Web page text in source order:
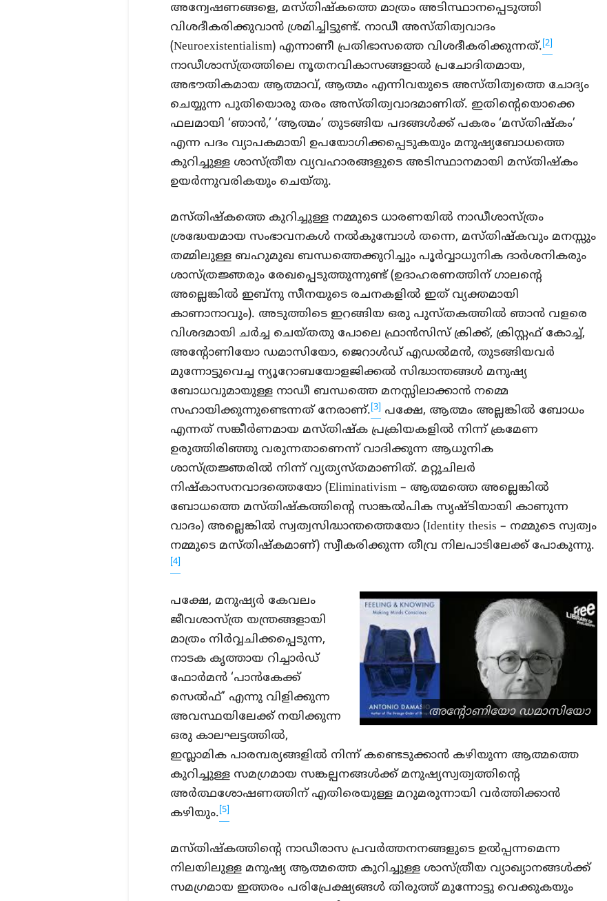
അന്വേഷണങ്ങളെ, മസ്തിഷ്കത്തെ മാത്രം അടിസ്ഥാനപ്പെടുത്തി
വിശദീകരിക്കുവാൻ ശ്രമിച്ചിട്ടുണ്ട്. നാഡീ അസ്തിത്വവാദം
(Neuroexistentialism) എന്നാണീ പ്രതിഭാസത്തെ വിശദീകരിക്കുന്നത്. [2]
നാഡീശാസ്ത്രത്തിലെ നൂതനവികാസങ്ങളാൽ പ്രചോദിതമായ,
അഭൗതികമായ ആത്മാവ്, ആത്മം എന്നിവയുടെ അസ്തിത്വത്തെ ചോദ്യം
ചെയ്യുന്ന പുതിയൊരു തരം അസ്തിത്വവാദമാണിത്. ഇതിന്റെയൊക്കെ
ഫലമായി ‘ഞാൻ,’ ‘ആത്മം’ തുടങ്ങിയ പദങ്ങൾക്ക് പകരം ‘മസ്തിഷ്കം’
എന്ന പദം വ്യാപകമായി ഉപയോഗിക്കപ്പെടുകയും മനുഷ്യബോധത്തെ
കുറിച്ചുള്ള ശാസ്ത്രീയ വ്യവഹാരങ്ങളുടെ അടിസ്ഥാനമായി മസ്തിഷ്കം
ഉയർന്നുവരികയും ചെയ്തു.
മസ്തിഷ്കത്തെ കുറിച്ചുള്ള നമ്മുടെ ധാരണയിൽ നാഡീശാസ്ത്രം
ശ്രദ്ധേയമായ സംഭാവനകൾ നൽകുമ്പോൾ തന്നെ, മസ്തിഷ്കവും മനസ്സും
തമ്മിലുള്ള ബഹുമുഖ ബന്ധത്തെക്കുറിച്ചും പൂർവ്വാധുനിക ദാർശനികരും
ശാസ്ത്രജ്ഞരും രേഖപ്പെടുത്തുന്നുണ്ട് (ഉദാഹരണത്തിന് ഗാലന്റെ
അല്ലെങ്കിൽ ഇബ്നു സീനയുടെ രചനകളിൽ ഇത് വ്യക്തമായി
കാണാനാവും). അടുത്തിടെ ഇറങ്ങിയ ഒരു പുസ്തകത്തിൽ ഞാൻ വളരെ
വിശദമായി ചർച്ച ചെയ്തതു പോലെ ഫ്രാൻസിസ് ക്രിക്ക്, ക്രിസ്റ്റഫ് കോച്ച്,
അന്റോണിയോ ഡമാസിയോ, ജെറാൾഡ് എഡൽമൻ, തുടങ്ങിയവർ
മുന്നോട്ടുവെച്ച ന്യൂറോബയോളജിക്കൽ സിദ്ധാന്തങ്ങൾ മനുഷ്യ
ബോധവുമായുള്ള നാഡീ ബന്ധത്തെ മനസ്സിലാക്കാൻ നമ്മെ
സഹായിക്കുന്നുണ്ടെന്നത് നേരാണ്. [3]
പക്ഷേ, ആത്മം അല്ലങ്കിൽ ബോധം
എന്നത് സങ്കീർണമായ മസ്തിഷ്ക പ്രക്രിയകളിൽ നിന്ന് ക്രമേണ
ഉരുത്തിരിഞ്ഞു വരുന്നതാണെന്ന് വാദിക്കുന്ന ആധുനിക
ശാസ്ത്രജ്ഞരിൽ നിന്ന് വ്യത്യസ്തമാണിത്. മറ്റുചിലർ
നിഷ്കാസനവാദത്തെയോ (Eliminativism – ആത്മത്തെ അല്ലെങ്കിൽ
ബോധത്തെ മസ്തിഷ്കത്തിന്റെ സാങ്കൽപിക സൃഷ്ടിയായി കാണുന്ന
വാദം) അല്ലെങ്കിൽ സ്വത്വസിദ്ധാന്തത്തെയോ (Identity thesis – നമ്മുടെ സ്വത്വം
നമ്മുടെ മസ്തിഷ്കമാണ്) സ്വീകരിക്കുന്ന തീവ്ര നിലപാടിലേക്ക് പോകുന്നു.
[4]
അന്റോണിയോ ഡമാസിയോ
പക്ഷേ, മനുഷ്യർ കേവലം
ജീവശാസ്ത്ര യന്ത്രങ്ങളായി
മാത്രം നിർവ്വചിക്കപ്പെടുന്ന,
നാടക കൃത്തായ റിച്ചാർഡ്
ഫോർമൻ ‘പാൻകേക്ക്
സെൽഫ്’ എന്നു വിളിക്കുന്ന
അവസ്ഥയിലേക്ക് നയിക്കുന്ന
ഒരു കാലഘട്ടത്തിൽ,
ഇസ്ലാമിക പാരമ്പര്യങ്ങളിൽ നിന്ന് കണ്ടെടുക്കാൻ കഴിയുന്ന ആത്മത്തെ
കുറിച്ചുള്ള സമഗ്രമായ സങ്കല്പനങ്ങൾക്ക് മനുഷ്യസ്വത്വത്തിന്റെ
അർത്ഥശോഷണത്തിന് എതിരെയുള്ള മറുമരുന്നായി വർത്തിക്കാൻ
കഴിയും. [5]
മസ്തിഷ്കത്തിന്റെ നാഡീരാസ പ്രവർത്തനനങ്ങളുടെ ഉൽപ്പന്നമെന്ന
നിലയിലുള്ള മനുഷ്യ ആത്മത്തെ കുറിച്ചുള്ള ശാസ്ത്രീയ വ്യാഖ്യാനങ്ങൾക്ക്
സമഗ്രമായ ഇത്തരം പരിപ്രേക്ഷ്യങ്ങൾ തിരുത്ത് മുന്നോട്ടു വെക്കുകയും